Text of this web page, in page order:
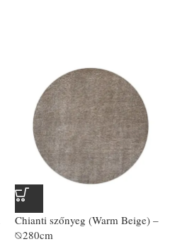
Chianti szőnyeg (Warm Beige) –
⦰280cm